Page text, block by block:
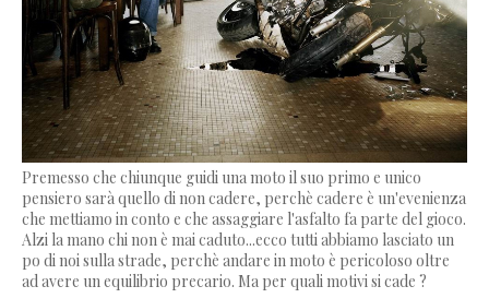
Premesso che chiunque guidi una moto il suo primo e unico
pensiero sarà quello di non cadere, perchè cadere è un'evenienza
che mettiamo in conto e che assaggiare l'asfalto fa parte del gioco.
Alzi la mano chi non è mai caduto...ecco tutti abbiamo lasciato un
po di noi sulla strade, perchè andare in moto è pericoloso oltre
ad avere un equilibrio precario. Ma per quali motivi si cade ?